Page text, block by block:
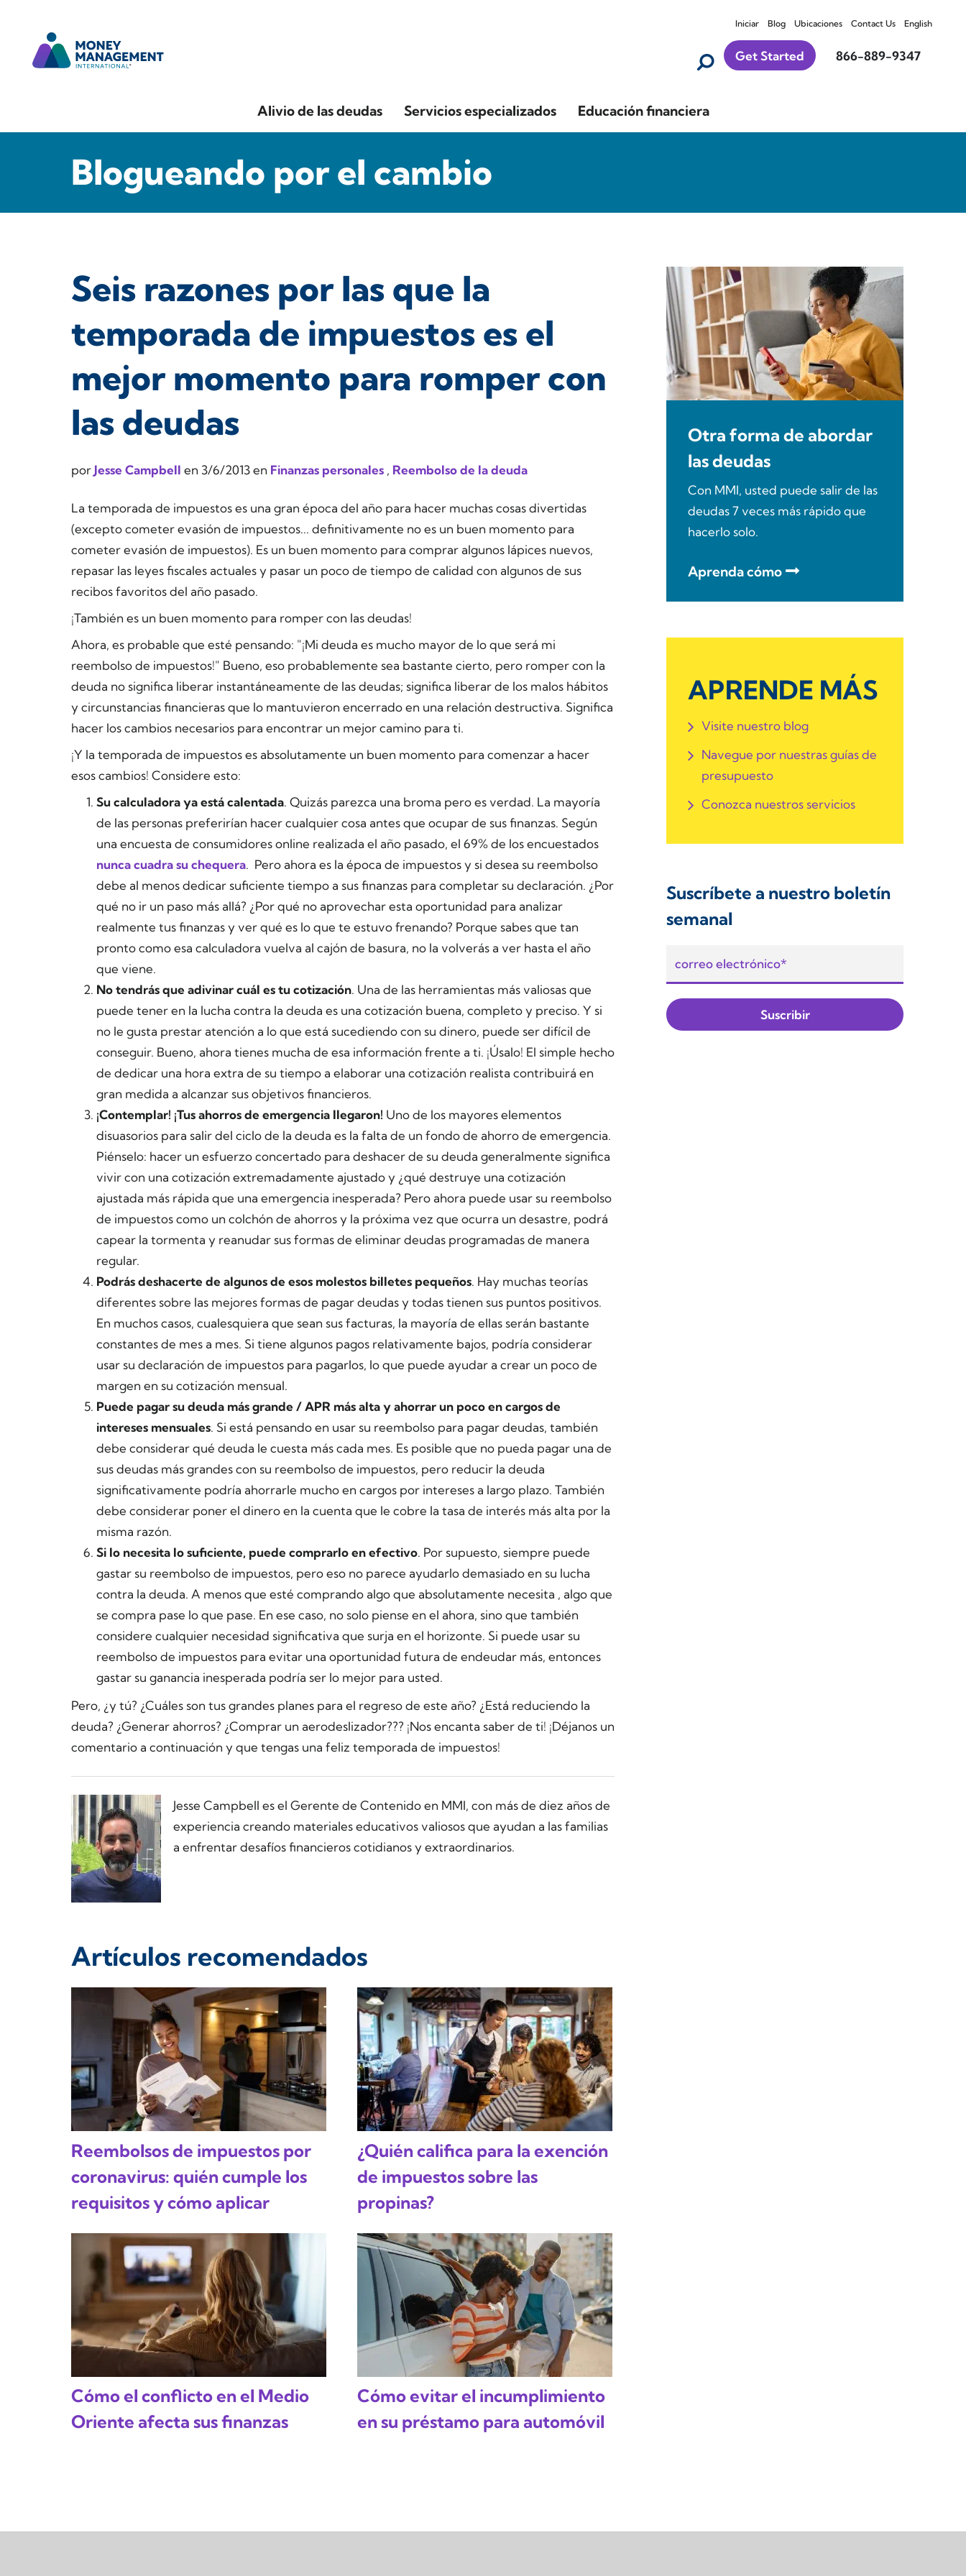
Iniciar Blog Ubicaciones Contact Us English
Get Started 866-889-9347
Alivio de las deudas Servicios especializados Educación financiera
Blogueando por el cambio
Seis razones por las que la
temporada de impuestos es el
mejor momento para romper con
las deudas
porJesse Campbell en 3/6/2013en Finanzas personales , Reembolso de la deuda
La temporada de impuestos es una gran época del año para hacer muchas cosas divertidas
(excepto cometer evasión de impuestos... definitivamente no es un buen momento para
cometer evasión de impuestos). Es un buen momento para comprar algunos lápices nuevos,
repasar las leyes fiscales actuales y pasar un poco de tiempo de calidad con algunos de sus
recibos favoritos del año pasado.
¡También es un buen momento para romper con las deudas!
Ahora, es probable que esté pensando: "¡Mi deuda es mucho mayor de lo que será mi
reembolso de impuestos!" Bueno, eso probablemente sea bastante cierto, pero romper con la
deuda no significa liberar instantáneamente de las deudas; significa liberar de los malos hábitos
y circunstancias financieras que lo mantuvieron encerrado en una relación destructiva. Significa
hacer los cambios necesarios para encontrar un mejor camino para ti.
¡Y la temporada de impuestos es absolutamente un buen momento para comenzar a hacer
esos cambios! Considere esto:
Su calculadora ya está calentada. Quizás parezca una broma pero es verdad. La mayoría
de las personas preferirían hacer cualquier cosa antes que ocupar de sus finanzas. Según
una encuesta de consumidores online realizada el año pasado, el 69% de los encuestados
nunca cuadra su chequera. Pero ahora es la época de impuestos y si desea su reembolso
debe al menos dedicar suficiente tiempo a sus finanzas para completar su declaración. ¿Por
qué no ir un paso más allá? ¿Por qué no aprovechar esta oportunidad para analizar
realmente tus finanzas y ver qué es lo que te estuvo frenando? Porque sabes que tan
pronto como esa calculadora vuelva al cajón de basura, no la volverás a ver hasta el año
que viene.
No tendrás que adivinar cuál es tu cotización. Una de las herramientas más valiosas que
puede tener en la lucha contra la deuda es una cotización buena, completo y preciso. Y si
no le gusta prestar atención a lo que está sucediendo con su dinero, puede ser difícil de
conseguir. Bueno, ahora tienes mucha de esa información frente a ti. ¡Úsalo! El simple hecho
de dedicar una hora extra de su tiempo a elaborar una cotización realista contribuirá en
gran medida a alcanzar sus objetivos financieros.
¡Contemplar! ¡Tus ahorros de emergencia llegaron! Uno de los mayores elementos
disuasorios para salir del ciclo de la deuda es la falta de un fondo de ahorro de emergencia.
Piénselo: hacer un esfuerzo concertado para deshacer de su deuda generalmente significa
vivir con una cotización extremadamente ajustado y ¿qué destruye una cotización
ajustada más rápida que una emergencia inesperada? Pero ahora puede usar su reembolso
de impuestos como un colchón de ahorros y la próxima vez que ocurra un desastre, podrá
capear la tormenta y reanudar sus formas de eliminar deudas programadas de manera
regular.
Podrás deshacerte de algunos de esos molestos billetes pequeños. Hay muchas teorías
diferentes sobre las mejores formas de pagar deudas y todas tienen sus puntos positivos.
En muchos casos, cualesquiera que sean sus facturas, la mayoría de ellas serán bastante
constantes de mes a mes. Si tiene algunos pagos relativamente bajos, podría considerar
usar su declaración de impuestos para pagarlos, lo que puede ayudar a crear un poco de
margen en su cotización mensual.
Puede pagar su deuda más grande / APR más alta y ahorrar un poco en cargos de
intereses mensuales. Si está pensando en usar su reembolso para pagar deudas, también
debe considerar qué deuda le cuesta más cada mes. Es posible que no pueda pagar una de
sus deudas más grandes con su reembolso de impuestos, pero reducir la deuda
significativamente podría ahorrarle mucho en cargos por intereses a largo plazo. También
debe considerar poner el dinero en la cuenta que le cobre la tasa de interés más alta por la
misma razón.
Si lo necesita lo suficiente, puede comprarlo en efectivo. Por supuesto, siempre puede
gastar su reembolso de impuestos, pero eso no parece ayudarlo demasiado en su lucha
contra la deuda. A menos que esté comprando algo que absolutamente necesita , algo que
se compra pase lo que pase. En ese caso, no solo piense en el ahora, sino que también
considere cualquier necesidad significativa que surja en el horizonte. Si puede usar su
reembolso de impuestos para evitar una oportunidad futura de endeudar más, entonces
gastar su ganancia inesperada podría ser lo mejor para usted.
Pero, ¿y tú? ¿Cuáles son tus grandes planes para el regreso de este año? ¿Está reduciendo la
deuda? ¿Generar ahorros? ¿Comprar un aerodeslizador??? ¡Nos encanta saber de ti! ¡Déjanos un
comentario a continuación y que tengas una feliz temporada de impuestos!
Jesse Campbell es el Gerente de Contenido en MMI, con más de diez años de
experiencia creando materiales educativos valiosos que ayudan a las familias
a enfrentar desafíos financieros cotidianos y extraordinarios.
Artículos recomendados
Reembolsos de impuestos por
coronavirus: quién cumple los
requisitos y cómo aplicar
¿Quién califica para la exención
de impuestos sobre las
propinas?
Cómo el conflicto en el Medio
Oriente afecta sus finanzas
Cómo evitar el incumplimiento
en su préstamo para automóvil
Otra forma de abordar
las deudas
Con MMI, usted puede salir de las
deudas 7 veces más rápido que
hacerlo solo.
Aprenda cómo
APRENDE MÁS
Visite nuestro blog
Navegue por nuestras guías de
presupuesto
Conozca nuestros servicios
Suscríbete a nuestro boletín
semanal